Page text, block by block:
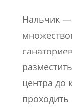
Нальчик —
центра до